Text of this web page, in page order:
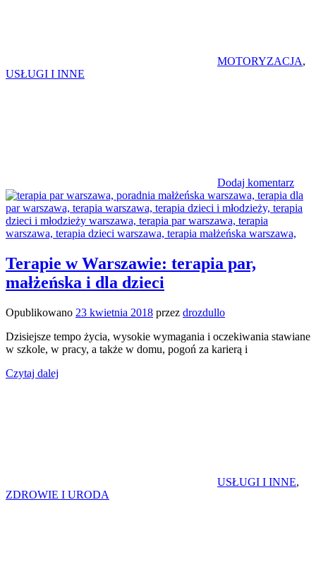
MOTORYZACJA,
USŁUGI I INNE
Dodaj komentarz
Terapie w Warszawie: terapia par,
małżeńska i dla dzieci
Opublikowano 23 kwietnia 2018 przez drozdullo
Dzisiejsze tempo życia, wysokie wymagania i oczekiwania stawiane
w szkole, w pracy, a także w domu, pogoń za karierą i
Czytaj dalej
USŁUGI I INNE,
ZDROWIE I URODA